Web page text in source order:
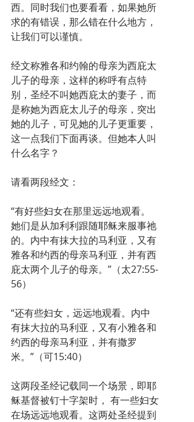
西。同时我们也要看看，如果她所
求的有错误，那么错在什么地方，
让我们可以谨慎。
经文称雅各和约翰的母亲为西庇太
儿子的母亲，这样的称呼有点特
别，圣经不叫她西庇太的妻子，而
是称她为西庇太儿子的母亲，突出
她的儿子，可见她的儿子更重要，
这一点我们下面再谈。但她本人叫
什么名字？
请看两段经文：
“有好些妇女在那里远远地观看。
她们是从加利利跟随耶稣来服事祂
的。内中有抹大拉的马利亚，又有
雅各和约西的母亲马利亚，并有西
庇太两个儿子的母亲。”（太27:55-
56）
“还有些妇女，远远地观看。内中
有抹大拉的马利亚，又有小雅各和
约西的母亲马利亚，并有撒罗
米。”（可15:40）
这两段圣经记载同一个场景，即耶
稣基督被钉十字架时， 有一些妇女
在场远远地观看。这两处圣经提到